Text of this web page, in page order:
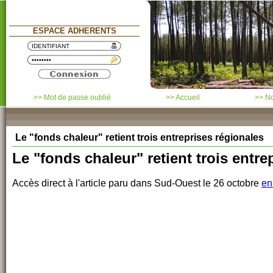
ESPACE ADHERENTS
>> Mot de passe oublié >> Accueil >>
Le "fonds chaleur" retient trois entreprises régionales
Le "fonds chaleur" retient trois
Accès direct à l'article paru dans Sud-Ouest le 26 octobre